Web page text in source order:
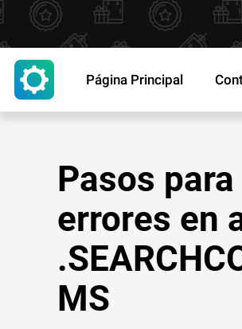
Página Principal
Pasos
errores en
MS